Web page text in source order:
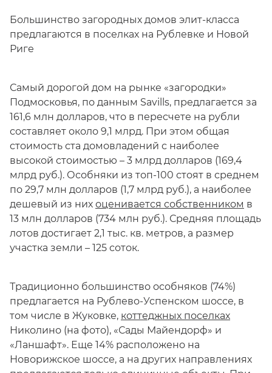
Большинство загородных домов элит-класса
предлагаются в поселках на Рублевке и Новой
Риге
Самый дорогой дом на рынке «загородки»
Подмосковья, по данным Savills, предлагается за
161,6 млн долларов, что в пересчете на рубли
составляет около 9,1 млрд. При этом общая
стоимость ста домовладений с наиболее
высокой стоимостью – 3 млрд долларов (169,4
млрд руб.). Особняки из топ-100 стоят в среднем
по 29,7 млн долларов (1,7 млрд руб.), а наиболее
дешевый из них оценивается собственником в
13 млн долларов (734 млн руб.). Средняя площадь
лотов достигает 2,1 тыс. кв. метров, а размер
участка земли – 125 соток.
Традиционно большинство особняков (74%)
предлагается на Рублево-Успенском шоссе, в
том числе в Жуковке, коттеджных поселках
Николино (на фото), «Сады Майендорф» и
«Ланшафт». Еще 14% расположено на
Новорижское шоссе, а на других направлениях